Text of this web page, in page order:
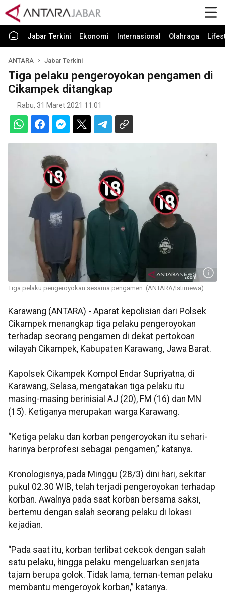
Jabar Terkini Ekonomi Internasional Olahraga
ANTARA Jabar Terkini
Tiga pelaku pengeroyokan pengamen di
Cikampek ditangkap
Rabu, 31 Maret 2021 11:01
Tiga pelaku pengeroyokan sesama pengamen. (ANTARA/Istimewa)
Karawang (ANTARA) - Aparat kepolisian dari Polsek
Cikampek menangkap tiga pelaku pengeroyokan
terhadap seorang pengamen di dekat pertokoan
wilayah Cikampek, Kabupaten Karawang, Jawa Barat.
Kapolsek Cikampek Kompol Endar Supriyatna, di
Karawang, Selasa, mengatakan tiga pelaku itu
masing-masing berinisial AJ (20), FM (16) dan MN
(15). Ketiganya merupakan warga Karawang.
“Ketiga pelaku dan korban pengeroyokan itu sehari-
harinya berprofesi sebagai pengamen,” katanya.
Kronologisnya, pada Minggu (28/3) dini hari, sekitar
pukul 02.30 WIB, telah terjadi pengeroyokan terhadap
korban. Awalnya pada saat korban bersama saksi,
bertemu dengan salah seorang pelaku di lokasi
kejadian.
“Pada saat itu, korban terlibat cekcok dengan salah
satu pelaku, hingga pelaku mengeluarkan senjata
tajam berupa golok. Tidak lama, teman-teman pelaku
membantu mengeroyok korban,” katanya.